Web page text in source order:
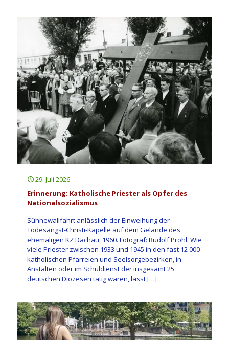
29. Juli 2026
Erinnerung: Katholische Priester als Opfer des
Nationalsozialismus
Sühnewallfahrt anlässlich der Einweihung der
Todesangst-Christi-Kapelle auf dem Gelände des
ehemaligen KZ Dachau, 1960. Fotograf: Rudolf Pröhl. Wie
viele Priester zwischen 1933 und 1945 in den fast 12 000
katholischen Pfarreien und Seelsorgebezirken, in
Anstalten oder im Schuldienst der insgesamt 25
deutschen Diözesen tätig waren, lässt[…]